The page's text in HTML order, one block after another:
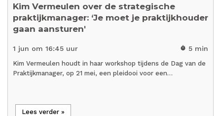
Kim Vermeulen over de strategische
praktijkmanager: ‘Je moet je praktijkhouder
gaan aansturen'
1 jun om 16:45 uur timer 5 min
Kim Vermeulen houdt in haar workshop tijdens de Dag van de
Praktijkmanager, op 21 mei, een pleidooi voor een…
Lees verder »